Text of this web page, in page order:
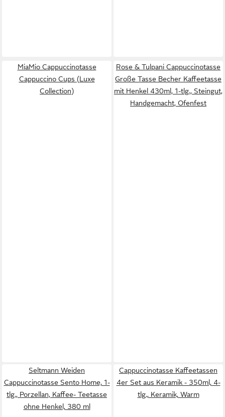
MiaMio Cappuccinotasse
Cappuccino Cups (Luxe
Collection)
Rose & Tulpani Cappuccinotasse
Große Tasse Becher Kaffeetasse
mit Henkel 430ml, 1-tlg., Steingut,
Handgemacht, Ofenfest
Seltmann Weiden
Cappuccinotasse Sento Home, 1-
tlg., Porzellan, Kaffee- Teetasse
ohne Henkel, 380 ml
Cappuccinotasse Kaffeetassen
4er Set aus Keramik - 350ml, 4-
tlg., Keramik, Warm